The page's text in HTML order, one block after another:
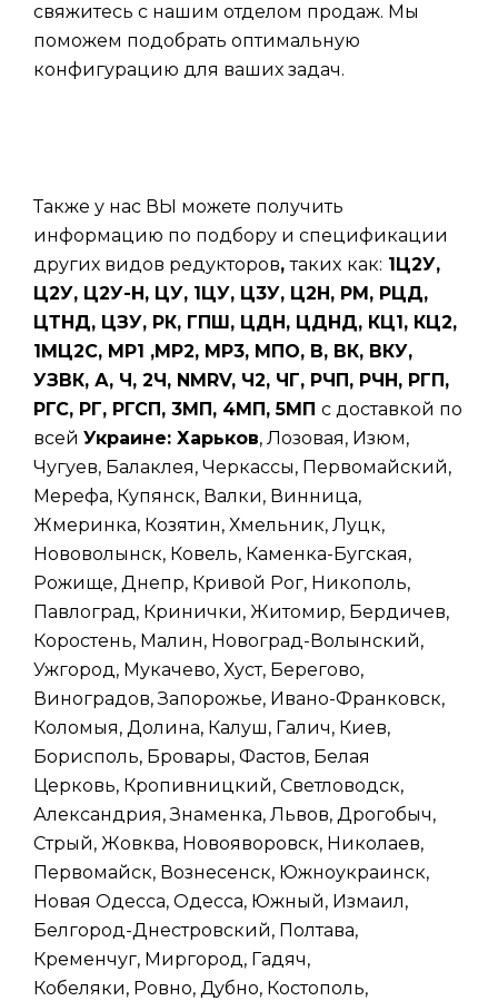
свяжитесь с нашим отделом продаж. Мы
поможем подобрать оптимальную
конфигурацию для ваших задач.
Также у нас ВЫ можете получить
информацию по подбору и спецификации
других видов редукторов,таких как: 1Ц2У,
Ц2У, Ц2У-Н, ЦУ, 1ЦУ, Ц3У, Ц2Н, РМ, РЦД,
ЦТНД, ЦЗУ, РК, ГПШ, ЦДН, ЦДНД, КЦ1, КЦ2,
1МЦ2С, МР1 ,МР2, МР3, МПО, В, ВК, ВКУ,
УЗВК, А, Ч, 2Ч, NMRV, Ч2, ЧГ, РЧП, РЧН, РГП,
РГС, РГ, РГСП, 3МП, 4МП, 5МП с доставкой по
всей Украине: Харьков, Лозовая, Изюм,
Чугуев, Балаклея, Черкассы, Первомайский,
Мерефа, Купянск, Валки, Винница,
Жмеринка, Козятин, Хмельник, Луцк,
Нововолынск, Ковель, Каменка-Бугская,
Рожище, Днепр, Кривой Рог, Никополь,
Павлоград, Кринички, Житомир, Бердичев,
Коростень, Малин, Новоград-Волынский,
Ужгород, Мукачево, Хуст, Берегово,
Виноградов, Запорожье, Ивано-Франковск,
Коломыя, Долина, Калуш, Галич, Киев,
Борисполь, Бровары, Фастов, Белая
Церковь, Кропивницкий, Светловодск,
Александрия, Знаменка, Львов, Дрогобыч,
Стрый, Жовква, Новояворовск, Николаев,
Первомайск, Вознесенск, Южноукраинск,
Новая Одесса, Одесса, Южный, Измаил,
Белгород-Днестровский, Полтава,
Кременчуг, Миргород, Гадяч,
Кобеляки, Ровно, Дубно, Костополь,